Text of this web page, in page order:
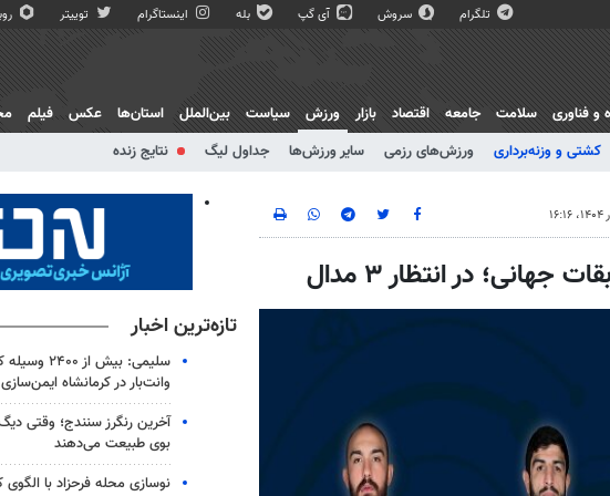
تلگرام سروش آی گپ بله اینستاگرام توییتر
و فناوری سلامت جامعه اقتصاد بازار
ورزش
کشتی و وزنه‌برداری ورزش‌های رزمی سایر ورزش‌ها جداول لیگ نتایج زنده
سیاست بین‌الملل استان‌ها عکس فیلم
تازه‌ترین اخبار
سلیمی: بیش از
وانت‌بار در کرمانشاه
آخرین رنگرز سنندج؛ وقتی
بوی طبیعت می‌دهند
نوسازی محله فرحزاد با الگوی